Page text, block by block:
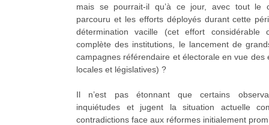
mais se pourrait-il qu’à ce jour, avec tout le
parcouru et les efforts déployés durant cette
détermination vacille (cet effort considérable
complète des institutions, le lancement de
campagnes référendaire et électorale en vue des
locales et législatives) ?
Il n’est pas étonnant que certains
inquiétudes et jugent la situation actuelle
contradictions face aux réformes initialement